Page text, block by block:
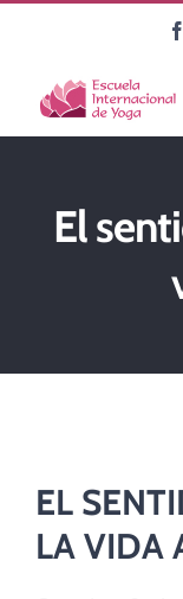
contenido
El
EL
LA VIDA